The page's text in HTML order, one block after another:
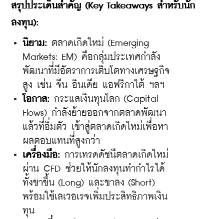
สรุปประเด็นสำคัญ (Key Takeaways สำหรับนัก
ลงทุน):
นิยาม: ตลาดเกิดใหม่ (Emerging
Markets: EM) คือกลุ่มประเทศกำลัง
พัฒนาที่มีอัตราการเติบโตทางเศรษฐกิจ
สูง เช่น จีน อินเดีย แอฟริกาใต้ ฯลฯ
โอกาส: กระแสเงินทุนโลก (Capital
Flows) กำลังย้ายออกจากตลาดพัฒนา
แล้วที่อิ่มตัว เข้าสู่ตลาดเกิดใหม่เพื่อหา
ผลตอบแทนที่สูงกว่า
​เครื่องมือ: การเทรดดัชนีตลาดเกิดใหม่
ผ่าน CFD ช่วยให้นักลงทุนทำกำไรได้
ทั้งขาขึ้น (Long) และขาลง (Short)
พร้อมใช้เลเวอเรจเพิ่มประสิทธิภาพเงิน
ทุน